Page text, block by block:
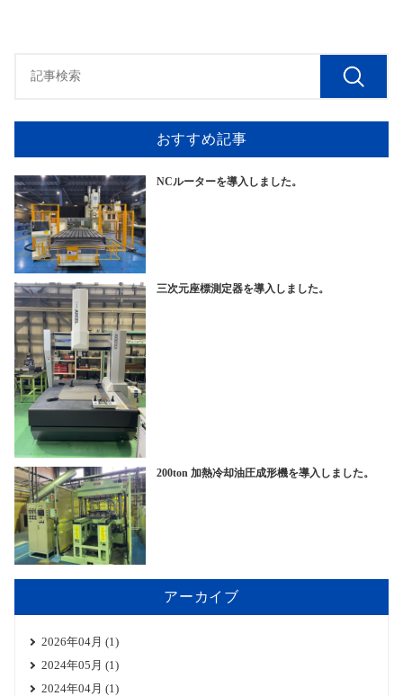
おすすめ記事
NCルーターを導入しました。
三次元座標測定器を導入しました。
200ton 加熱冷却油圧成形機を導入しました。
アーカイブ
2026年04月 (1)
2024年05月 (1)
2024年04月 (1)